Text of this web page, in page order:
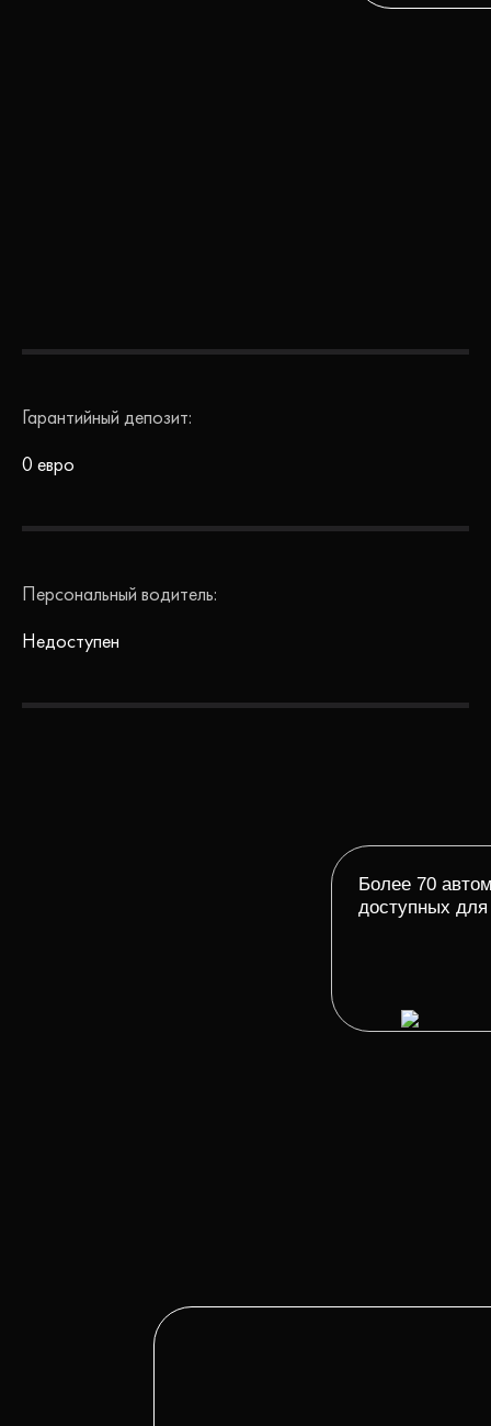
Гарантийный депозит:
0 евро
Персональный водитель:
Недоступен
Более 70
доступных